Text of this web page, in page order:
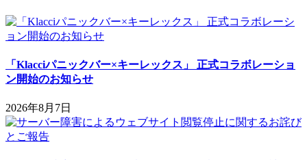
「Klacciパニックバー×キーレックス」 正式コラボレーショ
ン開始のお知らせ
2026年8月7日